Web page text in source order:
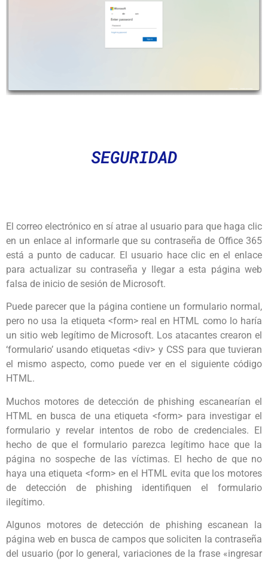
SEGURIDAD
El correo electrónico en sí atrae al usuario para que haga clic
en un enlace al informarle que su contraseña de Office 365
está a punto de caducar. El usuario hace clic en el enlace
para actualizar su contraseña y llegar a esta página web
falsa de inicio de sesión de Microsoft.
Puede parecer que la página contiene un formulario normal,
pero no usa la etiqueta <form> real en HTML como lo haría
un sitio web legítimo de Microsoft. Los atacantes crearon el
‘formulario’ usando etiquetas <div> y CSS para que tuvieran
el mismo aspecto, como puede ver en el siguiente código
HTML.
Muchos motores de detección de phishing escanearían el
HTML en busca de una etiqueta <form> para investigar el
formulario y revelar intentos de robo de credenciales. El
hecho de que el formulario parezca legítimo hace que la
página no sospeche de las víctimas. El hecho de que no
haya una etiqueta <form> en el HTML evita que los motores
de detección de phishing identifiquen el formulario
ilegítimo.
Algunos motores de detección de phishing escanean la
página web en busca de campos que soliciten la contraseña
del usuario (por lo general, variaciones de la frase «ingresar